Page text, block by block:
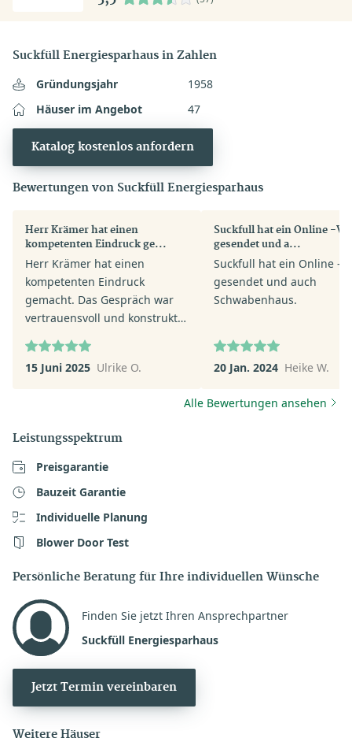
Suckfüll Energiesparhaus in Zahlen
Gründungsjahr
1958
Häuser im Angebot
47
Katalog kostenlos anfordern
Bewertungen von Suckfüll Energiesparhaus
Herr Krämer hat einen
kompetenten Eindruck ge...
Herr Krämer hat einen
kompetenten Eindruck
gemacht. Das Gespräch war
vertrauensvoll und konstruktiv.
Das Angebot ist absolut
interessant. Suckfüll ist trotz
kleinerer Firma eine
15 Juni 2025 Ulrike O.
Suckfull hat ein Online -
gesendet und a...
Suckfull hat ein Online -
gesendet und auch
Schwabenhaus.
20 Jan. 2024 Heike W.
Alle Bewertungen ansehen
Leistungsspektrum
Preisgarantie
Bauzeit Garantie
Individuelle Planung
Blower Door Test
Persönliche Beratung für Ihre individuellen Wünsche
Finden Sie jetzt Ihren Ansprechpartner
Suckfüll Energiesparhaus
Jetzt Termin vereinbaren
Weitere Häuser